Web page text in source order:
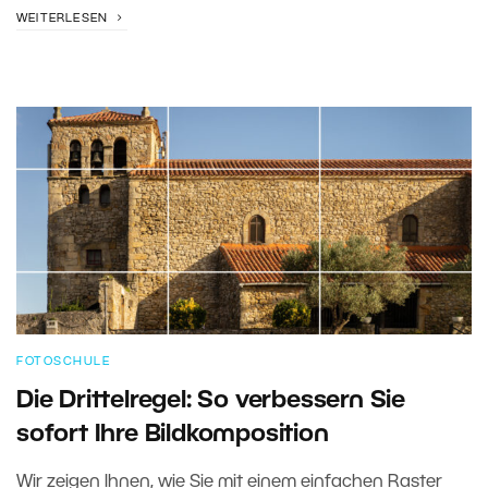
WEITERLESEN
FOTOSCHULE
Die Drittelregel: So verbessern Sie
sofort Ihre Bildkomposition
Wir zeigen Ihnen, wie Sie mit einem einfachen Raster